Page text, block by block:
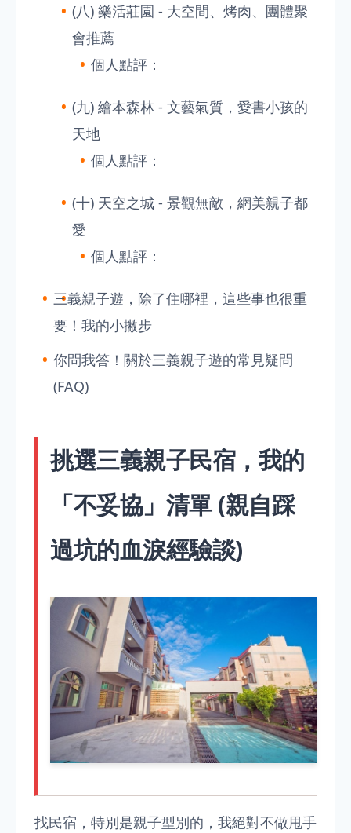
(八) 樂活莊園 - 大空間、烤肉、團體聚
會推薦
個人點評：
(九) 繪本森林 - 文藝氣質，愛書小孩的
天地
個人點評：
(十) 天空之城 - 景觀無敵，網美親子都
愛
個人點評：
三義親子遊，除了住哪裡，這些事也很重
要！我的小撇步
你問我答！關於三義親子遊的常見疑問
(FAQ)
挑選三義親子民宿，我的
「不妥協」清單 (親自踩
過坑的血淚經驗談)
找民宿，特別是親子型別的，我絕對不做甩手